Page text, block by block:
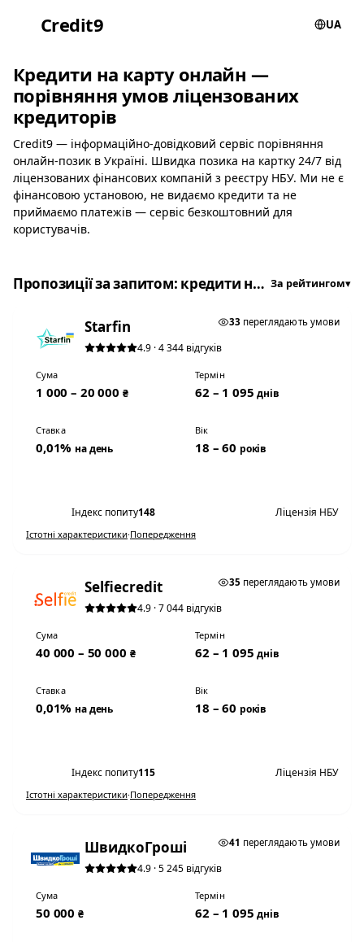
Credit9 UA
Кредити на карту онлайн —
порівняння умов ліцензованих
кредиторів
Credit9 — інформаційно-довідковий сервіс порівняння
онлайн-позик в Україні. Швидка позика на картку 24/7 від
ліцензованих фінансових компаній з реєстру НБУ. Ми не є
фінансовою установою, не видаємо кредити та не
приймаємо платежів — сервіс безкоштовний для
користувачів.
Пропозиції за запитом: кредити на карту онлайн За рейтингом▾
33 переглядають умови
Starfin
4.9 · 4 344 відгуків
Сума
1 000 – 20 000 ₴
Термін
62 – 1 095днів
Ставка
0,01% на день
Вік
18 – 60 років
Індекс попиту148 Ліцензія НБУ
Істотні характеристики·Попередження
35 переглядають умови
Selfiecredit
4.9 · 7 044 відгуків
Сума
40 000 – 50 000 ₴
Термін
62 – 1 095днів
Ставка
0,01% на день
Вік
18 – 60 років
Індекс попиту115 Ліцензія НБУ
Істотні характеристики·Попередження
41 переглядають умови
ШвидкоГроші
4.9 · 5 245 відгуків
Сума
50 000 ₴
Термін
62 – 1 095днів